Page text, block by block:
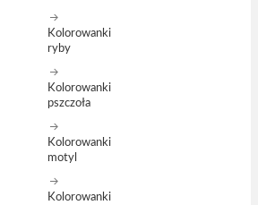
Kolorowanki
ryby
Kolorowanki
pszczoła
Kolorowanki
motyl
Kolorowanki